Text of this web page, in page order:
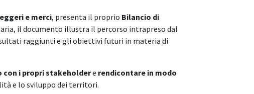
e merci, presenta il proprio Bilancio di
il documento illustra il percorso intrapreso dal
raggiunti e gli obiettivi futuri in materia di
i propri stakeholdere rendicontare in modo
e lo sviluppo dei territori.